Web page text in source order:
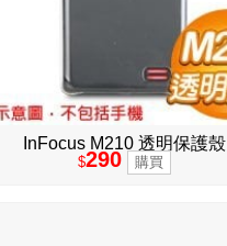
InFocus M210 透明保護殼
$290